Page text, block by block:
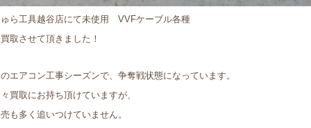
ら工具越谷店にて未使用 VVFケーブル各種
取させて頂きました！
エアコン工事シーズンで、争奪戦状態になっています。
買取にお持ち頂けていますが、
も多く追いつけていません。